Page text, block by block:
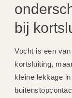
bij
Vocht is een
kortsluiting,
kleine lekkage